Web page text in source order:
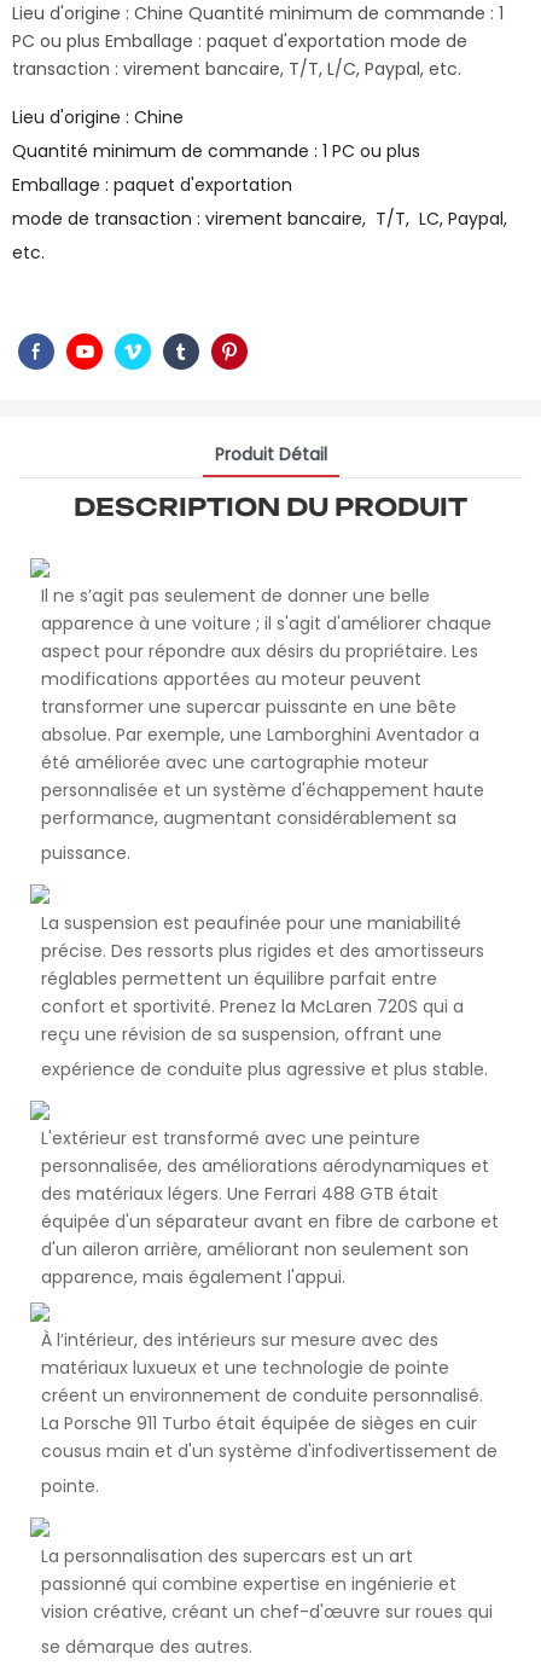
Lieu d'origine : Chine Quantité minimum de commande : 1
PC ou plus Emballage : paquet d'exportation mode de
transaction : virement bancaire, T/T, L/C, Paypal, etc.
Lieu d'origine : Chine
Quantité minimum de commande : 1 PC ou plus
Emballage : paquet d'exportation
mode de transaction : virement bancaire, T/T, LC, Paypal,
etc.
Produit Détail
DESCRIPTION DU PRODUIT
Il ne s’agit pas seulement de donner une belle
apparence à une voiture ; il s'agit d'améliorer chaque
aspect pour répondre aux désirs du propriétaire. Les
modifications apportées au moteur peuvent
transformer une supercar puissante en une bête
absolue. Par exemple, une Lamborghini Aventador a
été améliorée avec une cartographie moteur
personnalisée et un système d'échappement haute
performance, augmentant considérablement sa
puissance.
La suspension est peaufinée pour une maniabilité
précise. Des ressorts plus rigides et des amortisseurs
réglables permettent un équilibre parfait entre
confort et sportivité. Prenez la McLaren 720S qui a
reçu une révision de sa suspension, offrant une
expérience de conduite plus agressive et plus stable.
L'extérieur est transformé avec une peinture
personnalisée, des améliorations aérodynamiques et
des matériaux légers. Une Ferrari 488 GTB était
équipée d'un séparateur avant en fibre de carbone et
d'un aileron arrière, améliorant non seulement son
apparence, mais également l'appui.
À l’intérieur, des intérieurs sur mesure avec des
matériaux luxueux et une technologie de pointe
créent un environnement de conduite personnalisé.
La Porsche 911 Turbo était équipée de sièges en cuir
cousus main et d'un système d'infodivertissement de
pointe.
La personnalisation des supercars est un art
passionné qui combine expertise en ingénierie et
vision créative, créant un chef-d'œuvre sur roues qui
se démarque des autres.